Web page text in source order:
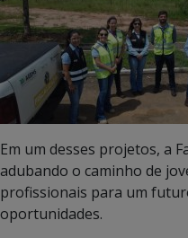
Em um desses projetos, a
adubando o caminho de
profissionais para um
oportunidades.